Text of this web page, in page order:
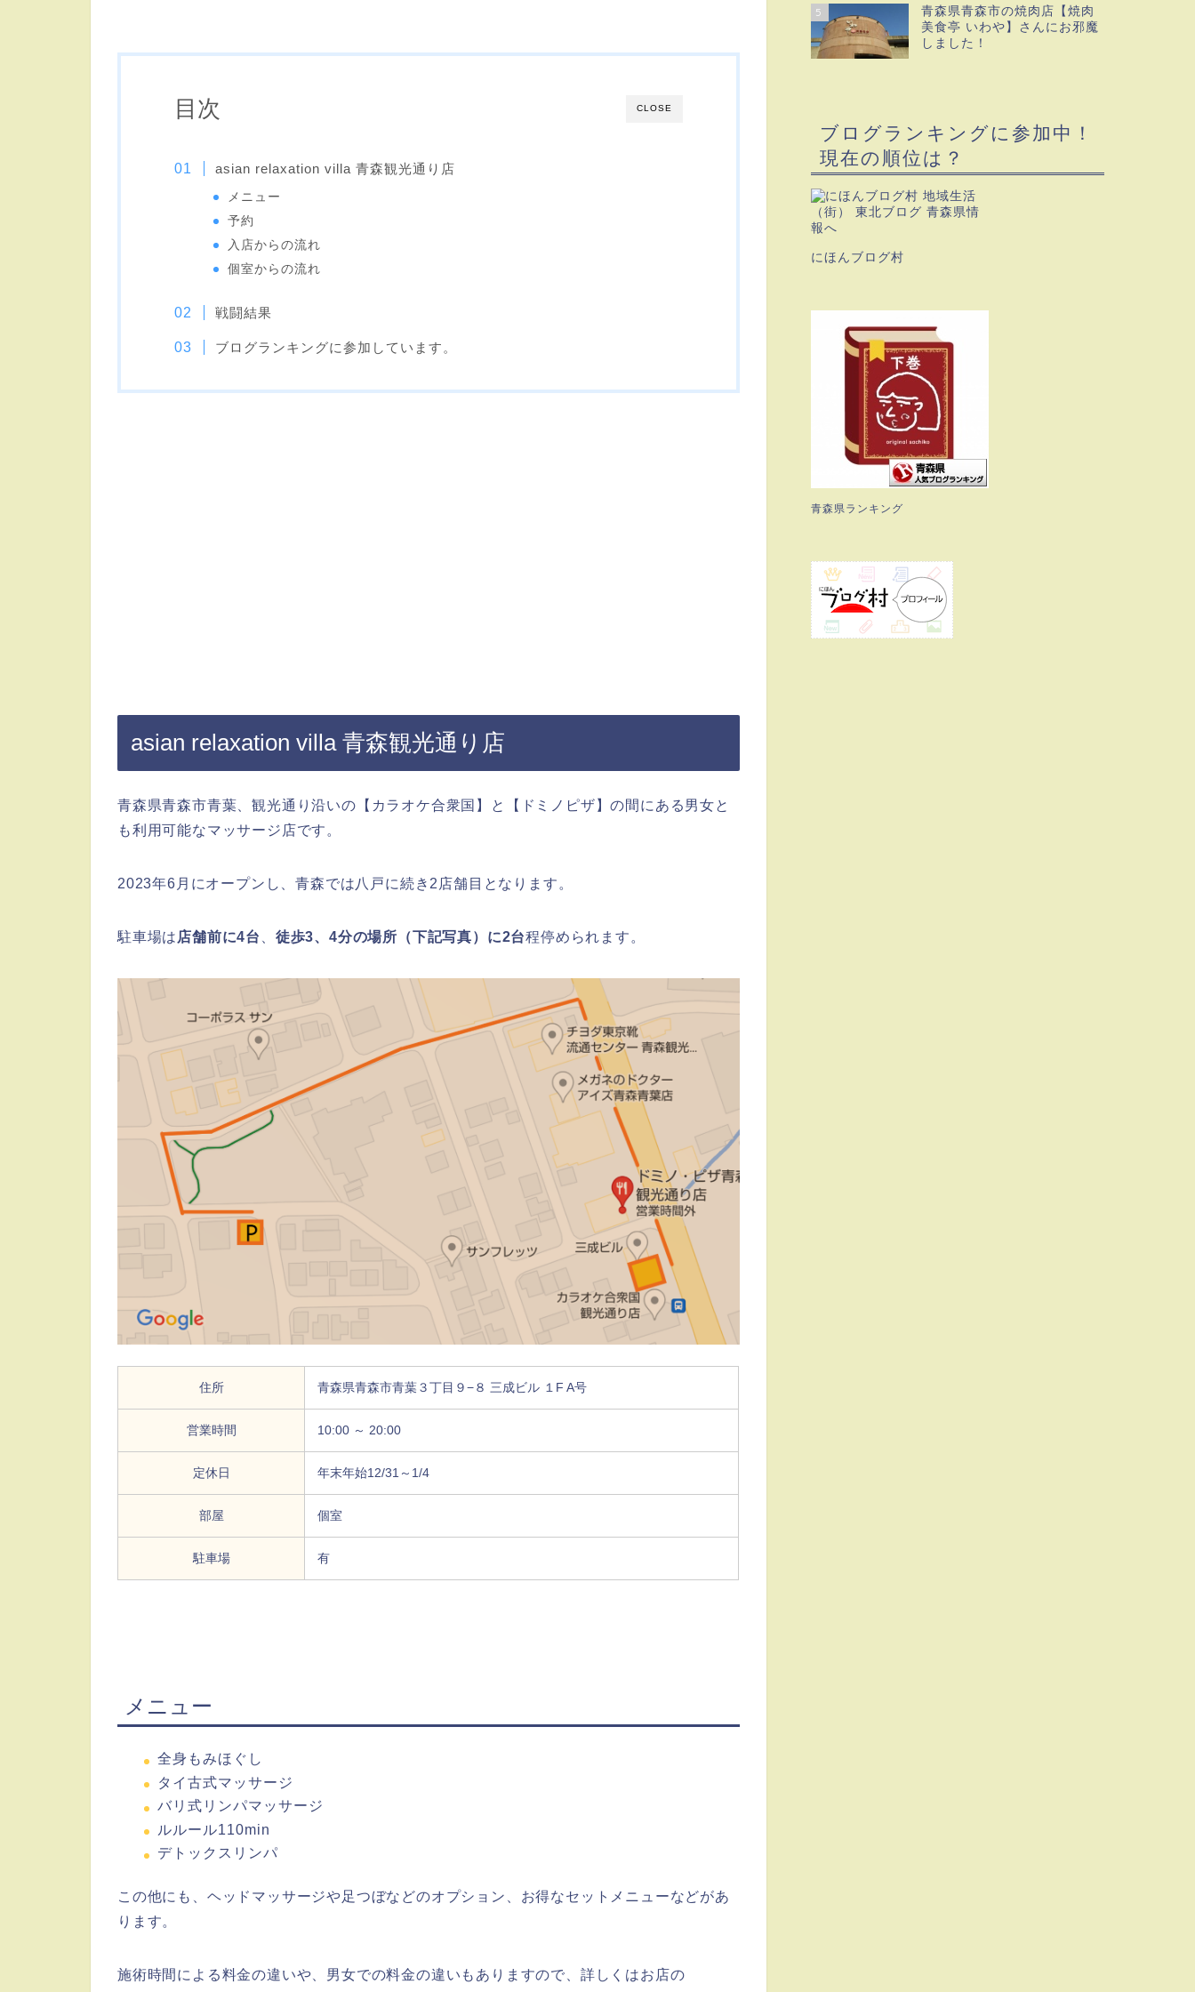
CLOSE
目次
asian relaxation villa 青森観光通り店
メニュー
予約
入店からの流れ
個室からの流れ
戦闘結果
ブログランキングに参加しています。
asian relaxation villa 青森観光通り店
青森県青森市青葉、観光通り沿いの【カラオケ合衆国】と【ドミノピザ】の間にある男女と
も利用可能なマッサージ店です。
2023年6月にオープンし、青森では八戸に続き2店舗目となります。
駐車場は 店舗前に4台 徒歩3、4分の場所（下記写真）に2台程停められます。
住所 青森県青森市青葉３丁目９−８ 三成ビル １F A号
営業時間 10:00 ～ 20:00
定休日 年末年始12/31～1/4
部屋 個室
駐車場 有
メニュー
全身もみほぐし
タイ古式マッサージ
バリ式リンパマッサージ
ルルール110min
デトックスリンパ
この他にも、ヘッドマッサージや足つぼなどのオプション、お得なセットメニューなどがあ
ります。
施術時間による料金の違いや、男女での料金の違いもありますので、詳しくはお店の
5
青森県青森市の焼肉店【焼肉
美食亭 いわや】さんにお邪魔
しました！
ブログランキングに参加中！
現在の順位は？
にほんブログ村
青森県ランキング